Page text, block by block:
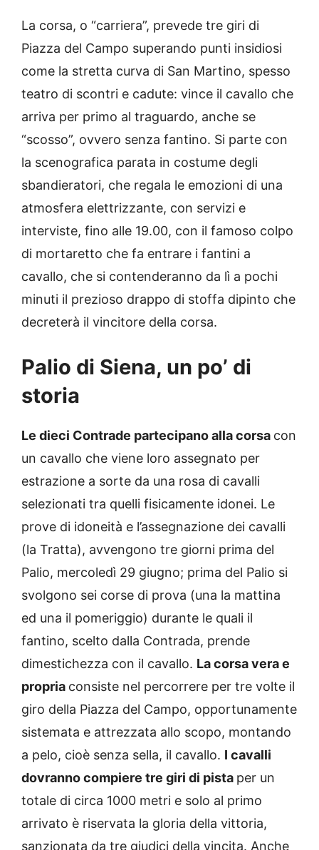
La corsa, o “carriera”, prevede tre giri di
Piazza del Campo superando punti insidiosi
come la stretta curva di San Martino, spesso
teatro di scontri e cadute: vince il cavallo che
arriva per primo al traguardo, anche se
“scosso”, ovvero senza fantino. Si parte con
la scenografica parata in costume degli
sbandieratori, che regala le emozioni di una
atmosfera elettrizzante, con servizi e
interviste, fino alle 19.00, con il famoso colpo
di mortaretto che fa entrare i fantini a
cavallo, che si contenderanno da lì a pochi
minuti il prezioso drappo di stoffa dipinto che
decreterà il vincitore della corsa.
Palio di Siena, un po’ di
storia
Le dieci Contrade partecipano alla corsa con
un cavallo che viene loro assegnato per
estrazione a sorte da una rosa di cavalli
selezionati tra quelli fisicamente idonei. Le
prove di idoneità e l’assegnazione dei cavalli
(la Tratta), avvengono tre giorni prima del
Palio, mercoledì 29 giugno; prima del Palio si
svolgono sei corse di prova (una la mattina
ed una il pomeriggio) durante le quali il
fantino, scelto dalla Contrada, prende
dimestichezza con il cavallo. La corsa vera e
propria consiste nel percorrere per tre volte il
giro della Piazza del Campo, opportunamente
sistemata e attrezzata allo scopo, montando
a pelo, cioè senza sella, il cavallo. I cavalli
dovranno compiere tre giri di pista per un
totale di circa 1000 metri e solo al primo
arrivato è riservata la gloria della vittoria,
sanzionata da tre giudici della vincita. Anche